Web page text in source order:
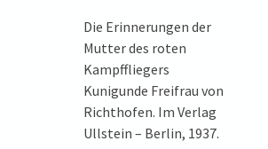
Die Erinnerungen der
Mutter des roten
Kampffliegers
Kunigunde Freifrau von
Richthofen. Im Verlag
Ullstein – Berlin, 1937.